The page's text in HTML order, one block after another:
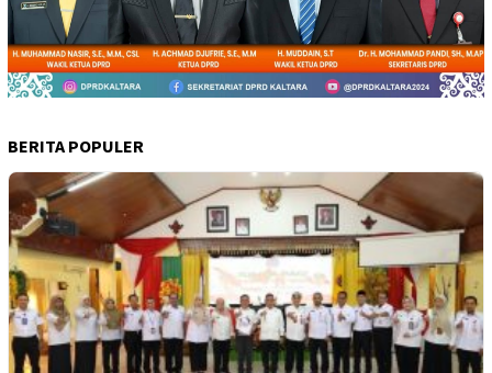
BERITA POPULER